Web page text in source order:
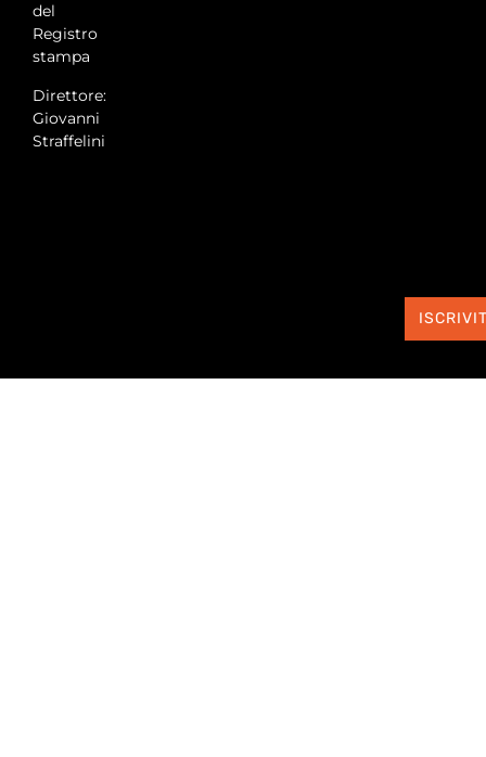
del
Registro
stampa
Direttore:
Giovanni
Straffelini